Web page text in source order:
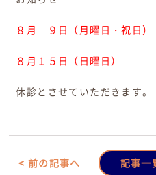
８月 ９日（月曜日・祝日）
８月１５日（日曜日）
休診とさせていただきます。
< 前の記事へ 記事一